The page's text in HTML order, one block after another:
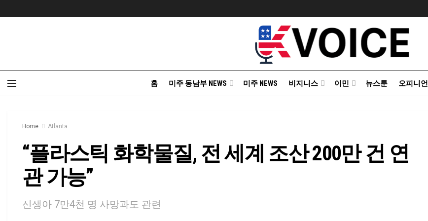
홈 미주 동남부 NEWS 미주 NEWS 비지니스 이민 뉴스툰 오피니언
Home Atlanta
“플라스틱 화학물질, 전 세계 조산 200만 건 연
관 가능”
신생아 7만4천 명 사망과도 관련